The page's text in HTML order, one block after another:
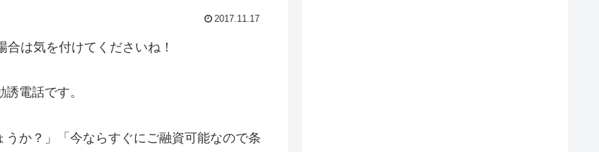
2017.11.17
合は気を付けてくださいね！
電話です。
か？」「今ならすぐにご融資可能なので条